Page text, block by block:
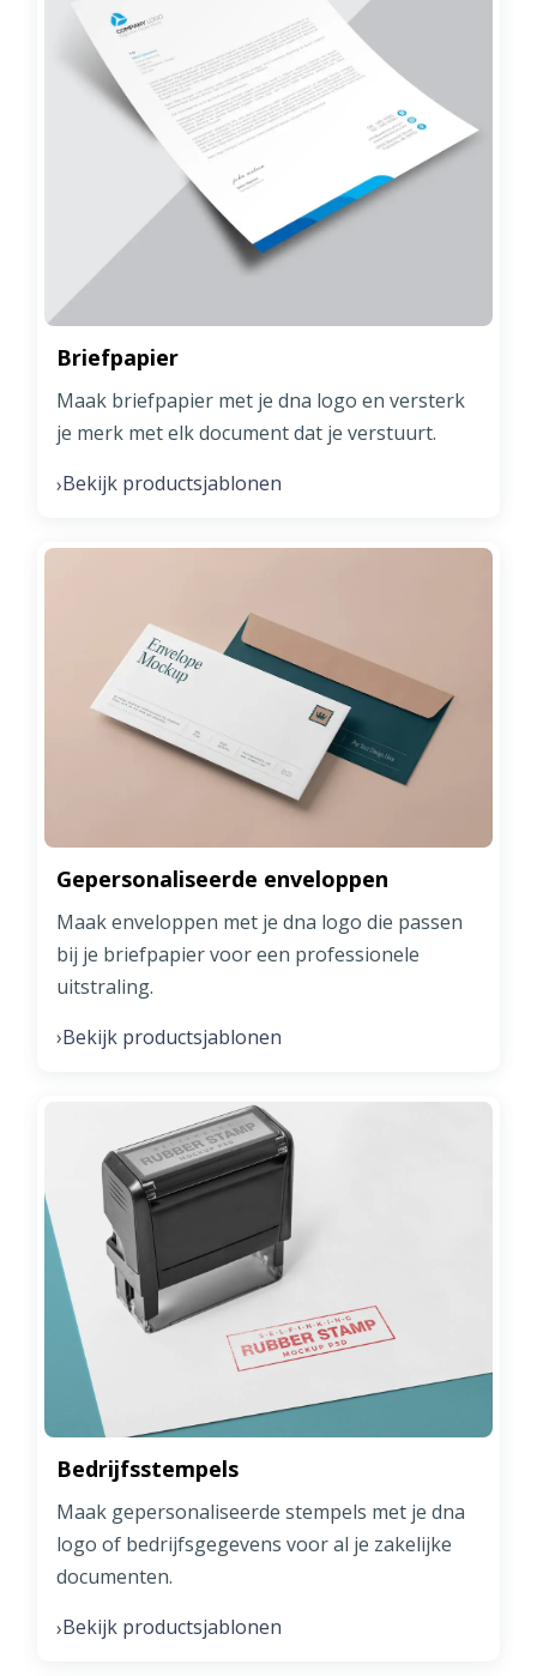
Briefpapier
Maak briefpapier met je dna logo en versterk
je merk met elk document dat je verstuurt.
›Bekijk productsjablonen
Gepersonaliseerde enveloppen
Maak enveloppen met je dna logo die passen
bij je briefpapier voor een professionele
uitstraling.
›Bekijk productsjablonen
Bedrijfsstempels
Maak gepersonaliseerde stempels met je dna
logo of bedrijfsgegevens voor al je zakelijke
documenten.
›Bekijk productsjablonen